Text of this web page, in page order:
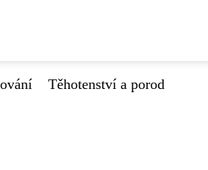
Těhotenství a porod